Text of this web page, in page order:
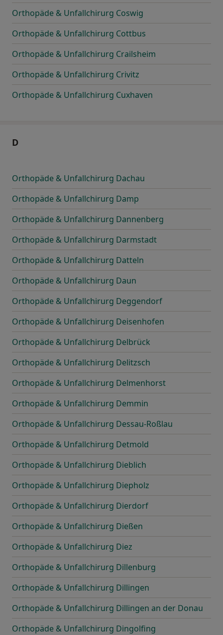
Orthopäde & Unfallchirurg Coswig
Orthopäde & Unfallchirurg Cottbus
Orthopäde & Unfallchirurg Crailsheim
Orthopäde & Unfallchirurg Crivitz
Orthopäde & Unfallchirurg Cuxhaven
D
Orthopäde & Unfallchirurg Dachau
Orthopäde & Unfallchirurg Damp
Orthopäde & Unfallchirurg Dannenberg
Orthopäde & Unfallchirurg Darmstadt
Orthopäde & Unfallchirurg Datteln
Orthopäde & Unfallchirurg Daun
Orthopäde & Unfallchirurg Deggendorf
Orthopäde & Unfallchirurg Deisenhofen
Orthopäde & Unfallchirurg Delbrück
Orthopäde & Unfallchirurg Delitzsch
Orthopäde & Unfallchirurg Delmenhorst
Orthopäde & Unfallchirurg Demmin
Orthopäde & Unfallchirurg Dessau-Roßlau
Orthopäde & Unfallchirurg Detmold
Orthopäde & Unfallchirurg Dieblich
Orthopäde & Unfallchirurg Diepholz
Orthopäde & Unfallchirurg Dierdorf
Orthopäde & Unfallchirurg Dießen
Orthopäde & Unfallchirurg Diez
Orthopäde & Unfallchirurg Dillenburg
Orthopäde & Unfallchirurg Dillingen
Orthopäde & Unfallchirurg Dillingen an der Donau
Orthopäde & Unfallchirurg Dingolfing